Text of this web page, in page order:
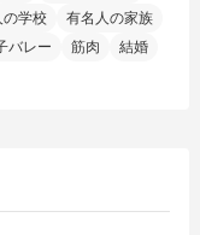
の学校
有名人の家族
バレー 筋肉
結婚